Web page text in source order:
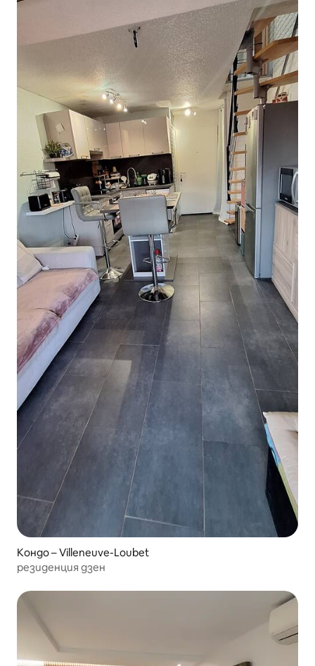
Кондо – Villeneuve-Loubet
резиденция дзен